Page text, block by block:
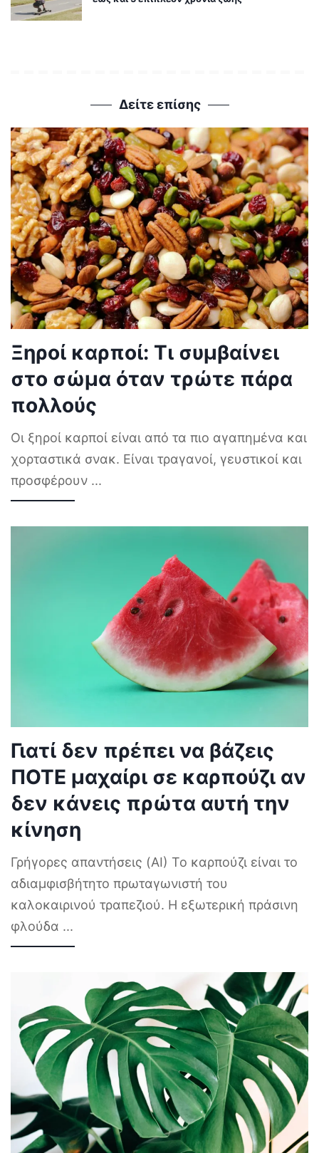
Δείτε επίσης
Ξηροί καρποί: Τι συμβαίνει
στο σώμα όταν τρώτε πάρα
πολλούς
Οι ξηροί καρποί είναι από τα πιο αγαπημένα και
χορταστικά σνακ. Είναι τραγανοί, γευστικοί και
προσφέρουν ...
Γιατί δεν πρέπει να βάζεις
ΠΟΤΕ μαχαίρι σε καρπούζι αν
δεν κάνεις πρώτα αυτή την
κίνηση
Γρήγορες απαντήσεις (AI) Το καρπούζι είναι το
αδιαμφισβήτητο πρωταγωνιστή του
καλοκαιρινού τραπεζιού. Η εξωτερική πράσινη
φλούδα ...